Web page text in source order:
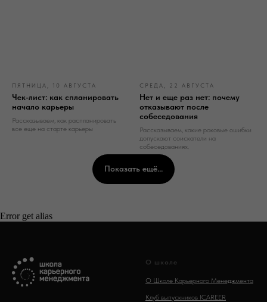
ПЯТНИЦА, 10 АВГУСТА
Чек-лист: как спланировать
начало карьеры
Рассказываем, как распланировать
все еще на старте карьеры
СРЕДА, 22 АВГУСТА
Нет и еще раз нет: почему
отказывают после
собеседования
Рассказываем, какие роковые ошибки
допускают соискатели на
собеседованиях.
Показать ещё...
Error get alias
О школе
О Школе Карьерного Менеджмента
Клуб выпускников ICAREER